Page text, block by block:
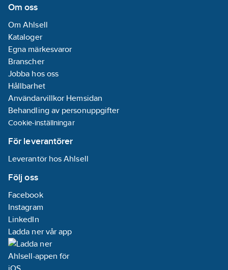
Om oss
Om Ahlsell
Kataloger
Egna märkesvaror
Branscher
Jobba hos oss
Hållbarhet
Användarvillkor Hemsidan
Behandling av personuppgifter
Cookie-inställningar
För leverantörer
Leverantör hos Ahlsell
Följ oss
Facebook
Instagram
LinkedIn
Ladda ner vår app